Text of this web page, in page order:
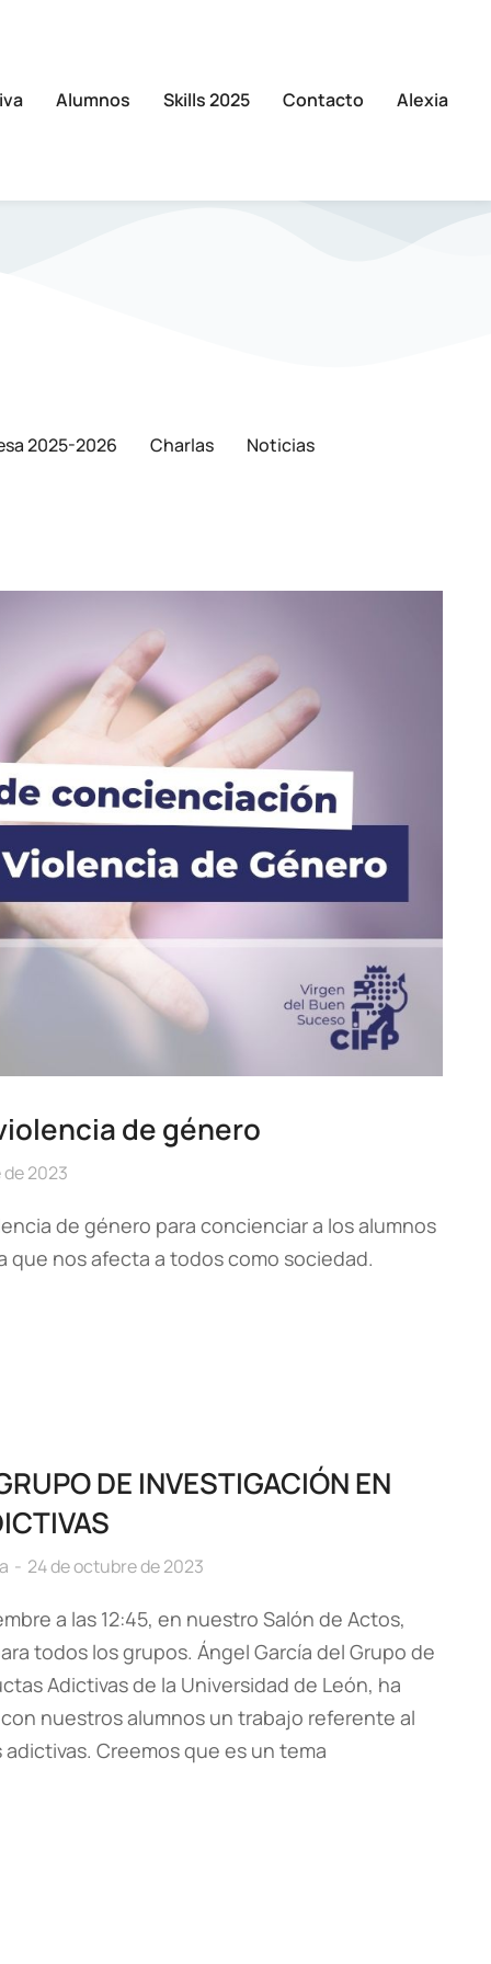
Alumnos Skills 2025 Contacto Alexia
2025-2026 Charlas
Noticias
de género
2023
de género para concienciar a los alumnos
que nos afecta a todos como sociedad.
DE INVESTIGACIÓN EN
24 de octubre de 2023
a las 12:45, en nuestro Salón de Actos,
todos los grupos. Ángel García del Grupo de
Adictivas de la Universidad de León, ha
nuestros alumnos un trabajo referente al
Creemos que es un tema